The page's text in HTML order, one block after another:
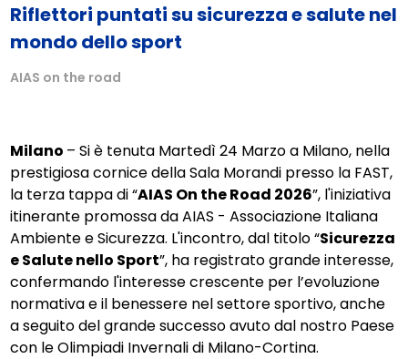
Riflettori puntati su sicurezza e salute nel
mondo dello sport
AIAS on the road
Milano – Si è tenuta Martedì 24 Marzo a Milano, nella
prestigiosa cornice della Sala Morandi presso la FAST,
la terza tappa di “AIAS On the Road 2026”, l'iniziativa
itinerante promossa da AIAS - Associazione Italiana
Ambiente e Sicurezza. L'incontro, dal titolo “Sicurezza
e Salute nello Sport”, ha registrato grande interesse,
confermando l'interesse crescente per l’evoluzione
normativa e il benessere nel settore sportivo, anche
a seguito del grande successo avuto dal nostro Paese
con le Olimpiadi Invernali di Milano-Cortina.